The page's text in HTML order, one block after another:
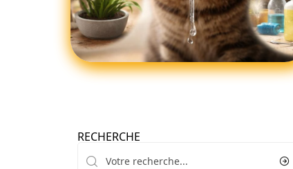
RECHERCHE